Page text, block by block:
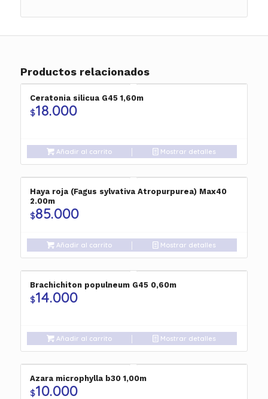
Productos relacionados
Ceratonia silicua G45 1,60m
$18.000
Añadir al carrito Mostrar detalles
Haya roja (Fagus sylvativa Atropurpurea) Max40
2.00m
$85.000
Añadir al carrito Mostrar detalles
Brachichiton populneum G45 0,60m
$14.000
Añadir al carrito Mostrar detalles
Azara microphylla b30 1,00m
$10.000